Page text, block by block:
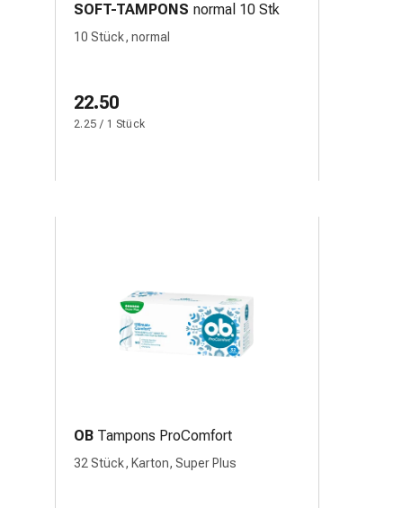
SOFT-TAMPONS normal 10 Stk
10 Stück, normal
22.50
2.25 / 1 Stück
OB Tampons ProComfort
32 Stück, Karton, Super Plus